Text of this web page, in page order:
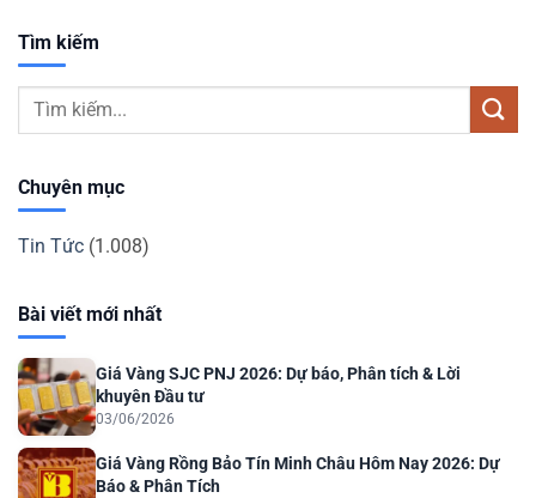
Tìm kiếm
Chuyên mục
Tin Tức (1.008)
Bài viết mới nhất
Giá Vàng SJC PNJ 2026: Dự báo, Phân tích & Lời
khuyên Đầu tư
03/06/2026
Giá Vàng Rồng Bảo Tín Minh Châu Hôm Nay 2026: Dự
Báo & Phân Tích